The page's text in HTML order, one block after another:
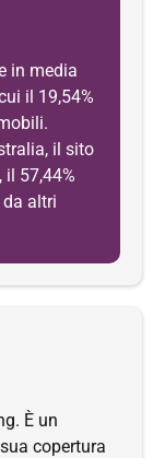
in media
il 19,54%
il sito
57,44%
da altri
È un
copertura